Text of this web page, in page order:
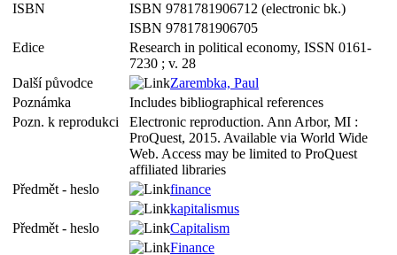
ISBN
ISBN 9781781906712 (electronic bk.)
ISBN 9781781906705
Edice
Research in political economy, ISSN 0161-
7230 ; v. 28
Další původce
Zarembka, Paul
Poznámka
Includes bibliographical references
Pozn. k reprodukci
Electronic reproduction. Ann Arbor, MI :
ProQuest, 2015. Available via World Wide
Web. Access may be limited to ProQuest
affiliated libraries
Předmět - heslo
finance
kapitalismus
Předmět - heslo
Capitalism
Finance